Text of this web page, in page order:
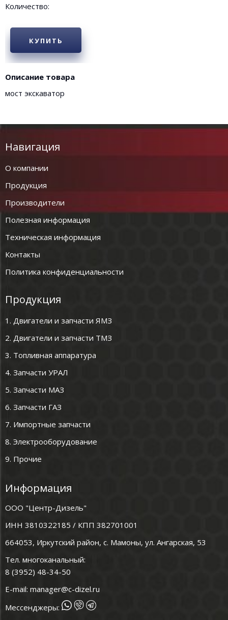
Количество:
КУПИТЬ
Описание товара
мост экскаватор
Навигация
О компании
Продукция
Производители
Полезная информация
Техническая информация
Контакты
Политика конфиденциальности
Продукция
1. Двигатели и запчасти ЯМЗ
2. Двигатели и запчасти ТМЗ
3. Топливная аппаратура
4. Запчасти УРАЛ
5. Запчасти МАЗ
6. Запчасти ГАЗ
7. Импортные запчасти
8. Электрооборудование
9. Прочие
Информация
ООО "Центр-Дизель"
ИНН 3810322185 / КПП 382701001
664053, Иркутский район, с. Мамоны, ул. Ангарская, 53
Тел. многоканальный:
8 (3952) 48-34-50
E-mail: manager@c-dizel.ru
Мессенджеры: